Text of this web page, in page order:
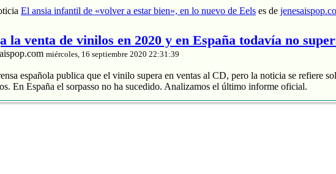
El ansia infantil de «volver a estar bien», en lo nuevo de Eels es de
la venta de vinilos en 2020 y en España todavía no
miércoles, 16 septiembre 2020 22:31:39
española publica que el vinilo supera en ventas al CD, pero la noticia se refiere
En España el sorpasso no ha sucedido. Analizamos el último informe oficial.
El streaming produce un 88% de los ingresos